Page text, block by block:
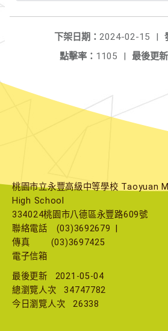
下架日期： 2024-02-15
|
最後更
點擊率： 1105 |
桃園市立永豐高級中等學校 Taoyuan
High School
334024桃園市八德區永豐路609號
聯絡電話
(03)3692679
傳真
(03)3697425
電子信箱
最後更新
2021-05-04
總瀏覽人次
34747782
今日瀏覽人次
26338